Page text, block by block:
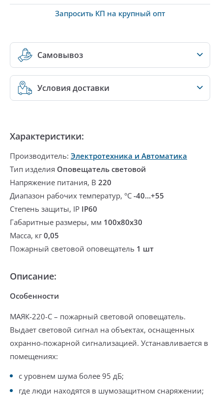
Запросить КП на крупный опт
Самовывоз
Условия доставки
Характеристики:
Производитель: Электротехника и Автоматика
Тип изделия Оповещатель световой
Напряжение питания, В 220
Диапазон рабочих температур, °С -40…+55
Степень защиты, IP IP60
Габаритные размеры, мм 100x80x30
Масса, кг0,05
Пожарный световой оповещатель 1 шт
Описание:
Особенности
МАЯК-220-С – пожарный световой оповещатель.
Выдает световой сигнал на объектах, оснащенных
охранно-пожарной сигнализацией. Устанавливается в
помещениях:
с уровнем шума более 95 дБ;
где люди находятся в шумозащитном снаряжении;